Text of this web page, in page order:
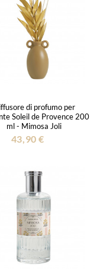
di profumo per
Soleil de Provence 200
ml - Mimosa Joli
43,90 €